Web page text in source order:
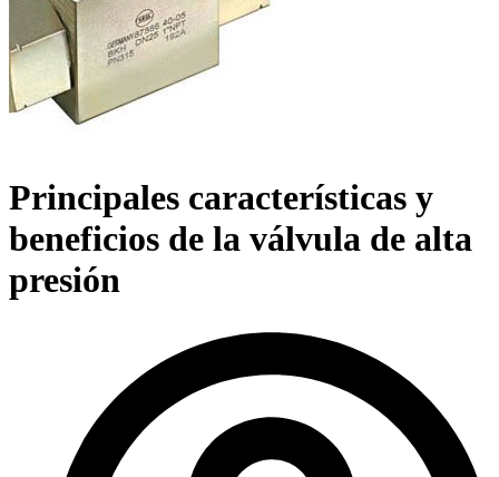
Principales características y
beneficios de la válvula de alta
presión